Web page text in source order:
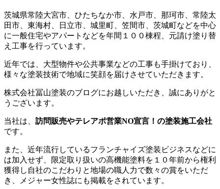
茨城県常陸大宮市、ひたちなか市、水戸市、那珂市、常陸太
田市、東海村、日立市、城里町、笠間市、茨城町などを中心
に一般住宅やアパートなどを年間１００棟程、元請け塗り替
え工事を行っています。
近年では、大型物件や公共事業などの工事も手掛けており、
様々な塗装技術で地域に笑顔を届けさせていただきます。
株式会社冨山塗装のブログにお越しいただき、誠にありがと
うございます。
当社は、 訪問販売やテレアポ営業NO宣言！の塗装施工会社
です。
また、近年流行しているフランチャイズ塗装ビジネスなどに
は加入せず、限定取り扱いの高機能塗料を１０年前から権利
獲得し自社のこだわりと地場の職人力で数々の賞をいただ
き、メジャー女性誌にも掲載をされています。